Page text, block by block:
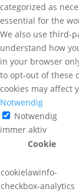
categorized as
essential for the
We also use third-
understand how
in your browser
to opt-out of these
cookies may affect
Notwendig
Notwendig
immer aktiv
Cookie
cookielawinfo-
checkbox-analytics